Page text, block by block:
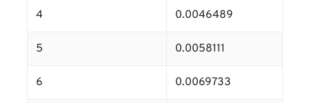
4 0.0046489
5 0.0058111
6 0.0069733